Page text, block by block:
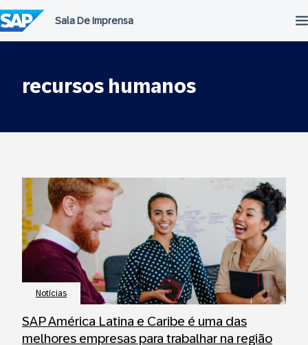
para
o
conteúdo
recursos humanos
Notícias
SAP América Latina e Caribe é uma das
melhores empresas para trabalhar na região